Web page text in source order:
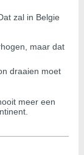
zal in Belgie
maar dat
draaien moet
meer een